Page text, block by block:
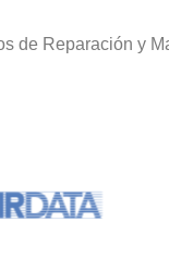
de Reparación y